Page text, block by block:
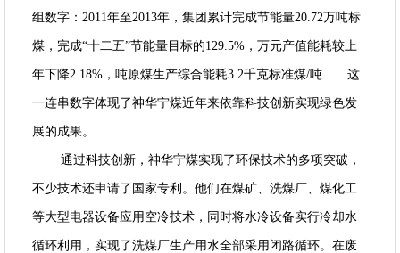
组数字：2011年至2013年，集团累计完成节能量20.72万吨标
煤，完成“十二五”节能量目标的129.5%，万元产值能耗较上
年下降2.18%，吨原煤生产综合能耗3.2千克标准煤/吨……这
一连串数字体现了神华宁煤近年来依靠科技创新实现绿色发
展的成果。
通过科技创新，神华宁煤实现了环保技术的多项突破，
不少技术还申请了国家专利。他们在煤矿、洗煤厂、煤化工
等大型电器设备应用空冷技术，同时将水冷设备实行冷却水
循环利用，实现了洗煤厂生产用水全部采用闭路循环。在废